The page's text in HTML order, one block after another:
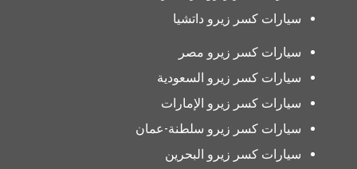
سيارات كسر زيرو داتشيا
سيارات كسر زيرو مصر
سيارات كسر زيرو السعودية
سيارات كسر زيرو الإمارات
سيارات كسر زيرو سلطنة-عمان
سيارات كسر زيرو البحرين